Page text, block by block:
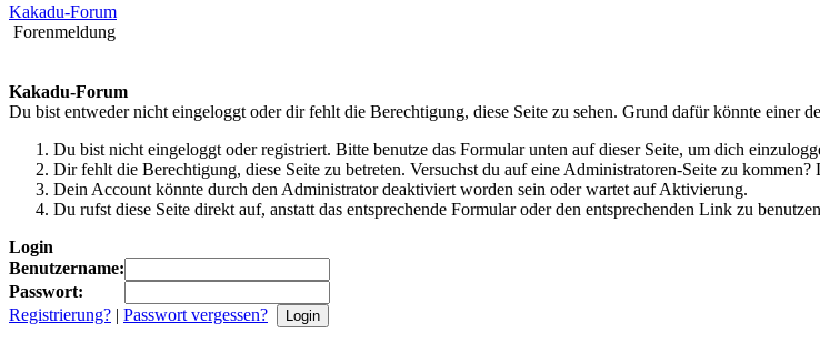
Kakadu-Forum
Forenmeldung
Kakadu-Forum
Du bist entweder nicht eingeloggt oder dir fehlt die Berechtigung, diese Seite zu sehen. Grund dafür könnte einer
Du bist nicht eingeloggt oder registriert. Bitte benutze das Formular unten auf dieser Seite, um dich
Dir fehlt die Berechtigung, diese Seite zu betreten. Versuchst du auf eine Administratoren-Seite zu
Dein Account könnte durch den Administrator deaktiviert worden sein oder wartet auf Aktivierung.
Du rufst diese Seite direkt auf, anstatt das entsprechende Formular oder den entsprechenden Link zu
Login
Benutzername:
Passwort:
Registrierung? | Passwort vergessen?